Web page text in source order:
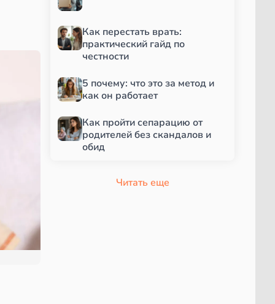
Как перестать врать:
практический гайд по
честности
5 почему: что это за метод и
как он работает
Как пройти сепарацию от
родителей без скандалов и
обид
Читать еще